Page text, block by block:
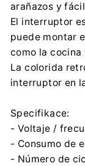
arañazos y
El interruptor
puede montar
como la cocina
La colorida
interruptor en
Specifikace:
- Voltaje /
- Consumo de
- Número de